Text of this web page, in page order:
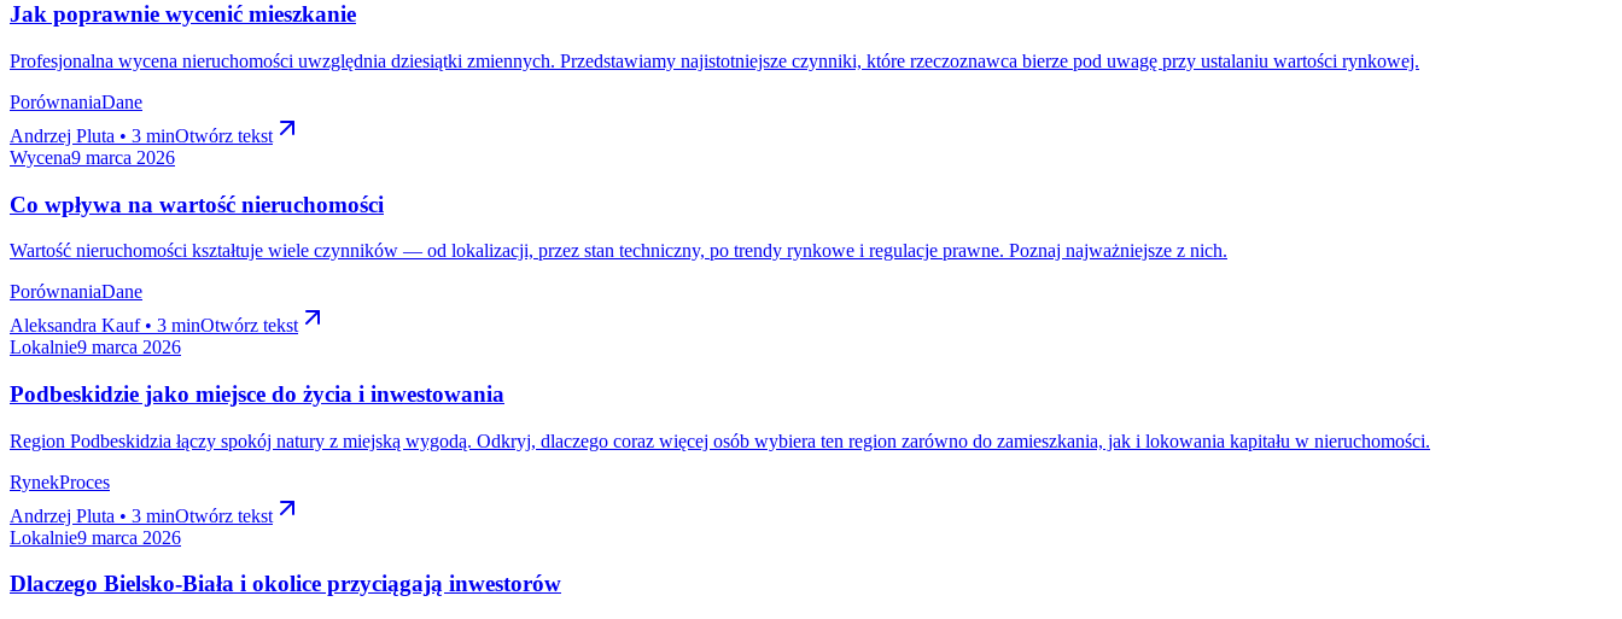
Jak poprawnie wycenić mieszkanie
Profesjonalna wycena nieruchomości uwzględnia dziesiątki zmiennych. Przedstawiamy najistotniejsze czynniki, które rzeczoznawca bierze pod uwagę przy ustalaniu wartości rynkowej.
PorównaniaDane
Andrzej Pluta • 3 minOtwórz tekst
Wycena9 marca 2026
Co wpływa na wartość nieruchomości
Wartość nieruchomości kształtuje wiele czynników — od lokalizacji, przez stan techniczny, po trendy rynkowe i regulacje prawne. Poznaj najważniejsze z nich.
PorównaniaDane
Aleksandra Kauf • 3 minOtwórz tekst
Lokalnie9 marca 2026
Podbeskidzie jako miejsce do życia i inwestowania
Region Podbeskidzia łączy spokój natury z miejską wygodą. Odkryj, dlaczego coraz więcej osób wybiera ten region zarówno do zamieszkania, jak i lokowania kapitału w nieruchomości.
RynekProces
Andrzej Pluta • 3 minOtwórz tekst
Lokalnie9 marca 2026
Dlaczego Bielsko-Biała i okolice przyciągają inwestorów